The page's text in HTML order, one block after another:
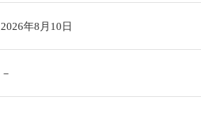
2026年8月10日
－